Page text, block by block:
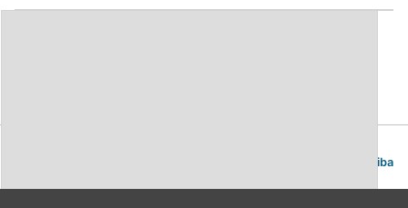
Volver arriba